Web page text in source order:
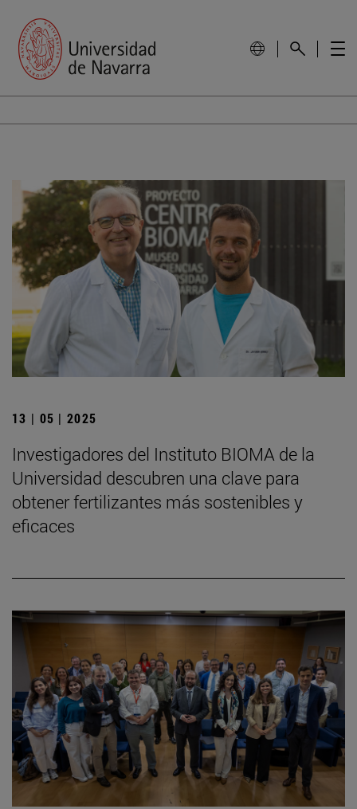
13 | 05 | 2025
Investigadores del Instituto BIOMA de la
Universidad descubren una clave para
obtener fertilizantes más sostenibles y
eficaces